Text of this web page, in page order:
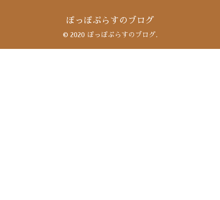
ぽっぽぷらすのブログ
© 2020 ぽっぽぷらすのブログ.